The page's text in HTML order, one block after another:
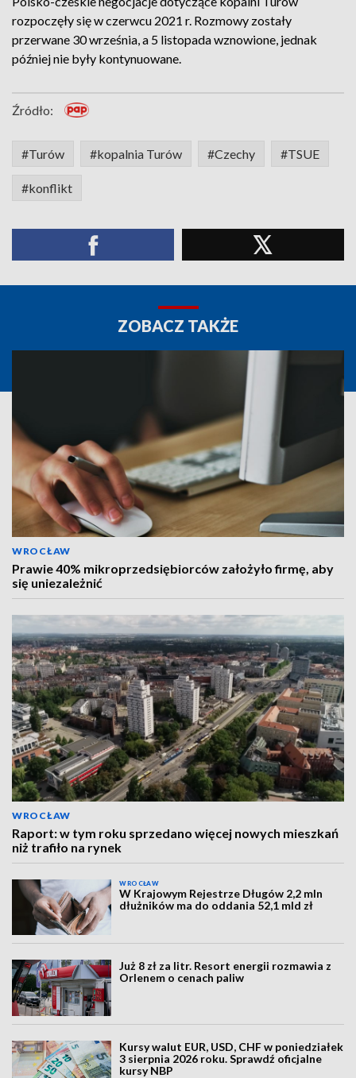
rozpoczęły się w czerwcu 2021 r. Rozmowy zostały
przerwane 30 września, a 5 listopada wznowione, jednak
później nie były kontynuowane.
Źródło:
#Turów #kopalnia Turów #Czechy #TSUE
#konflikt
ZOBACZ TAKŻE
WROCŁAW
Prawie 40% mikroprzedsiębiorców założyło firmę, aby
się uniezależnić
WROCŁAW
Raport: w tym roku sprzedano więcej nowych mieszkań
niż trafiło na rynek
WROCŁAW
W Krajowym Rejestrze Długów 2,2 mln
dłużników ma do oddania 52,1 mld zł
Już 8 zł za litr. Resort energii rozmawia z
Orlenem o cenach paliw
Kursy walut EUR, USD, CHF w poniedziałek
3 sierpnia 2026 roku. Sprawdź oficjalne
kursy NBP